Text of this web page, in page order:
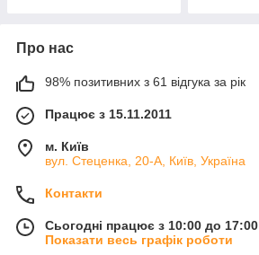
Про нас
98% позитивних з 61 відгука за рік
Працює з 15.11.2011
м. Київ
вул. Стеценка, 20-А, Київ, Україна
Контакти
Сьогодні працює з 10:00 до 17:00
Показати весь графік роботи